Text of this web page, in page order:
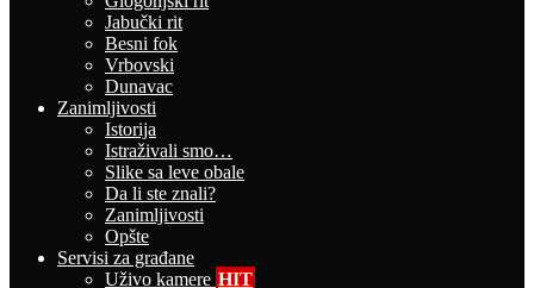
Jabučki rit
Besni fok
Vrbovski
Dunavac
Zanimljivosti
Istorija
Istraživali smo…
Slike sa leve obale
Da li ste znali?
Zanimljivosti
Opšte
Servisi za građane
Uživo kamere HIT